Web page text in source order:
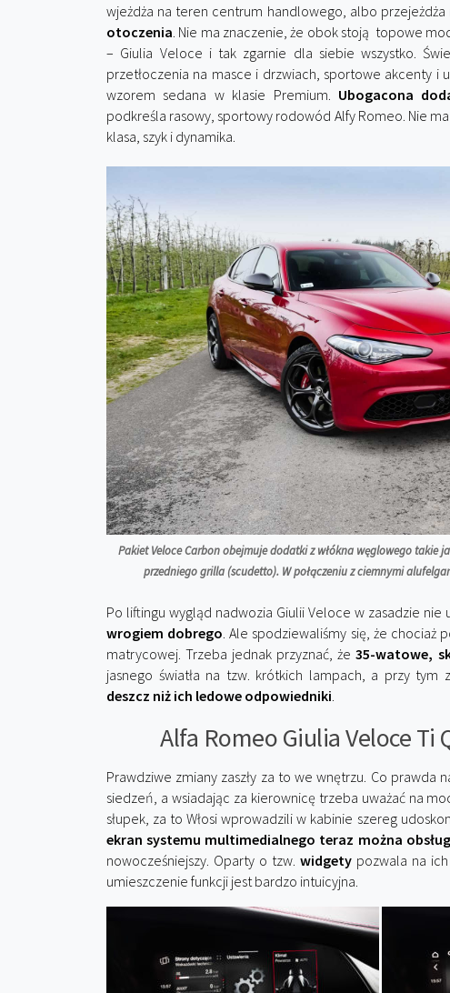
wjeżdża na teren centrum handlowego, albo
otoczenia. Nie ma znaczenie, że obok stoją topowe
– Giulia Veloce i tak zgarnie dla siebie wszystko.
przetłoczenia na masce i drzwiach, sportowe akcenty i
wzorem sedana w klasie Premium. Ubogacona
podkreśla rasowy, sportowy rodowód Alfy Romeo. Nie
klasa, szyk i dynamika.
Pakiet Veloce Carbon obejmuje dodatki z włókna węglowego
przedniego grilla (scudetto). W połączeniu z ciemnymi
Po liftingu wygląd nadwozia Giulii Veloce w zasadzie nie
wrogiem dobrego. Ale spodziewaliśmy się, że chociaż
matrycowej. Trzeba jednak przyznać, że35-watowe,
jasnego światła na tzw. krótkich lampach, a przy tym
deszcz niż ich ledowe odpowiedniki.
Alfa Romeo Giulia Veloce Ti
Prawdziwe zmiany zaszły za to we wnętrzu. Co
siedzeń, a wsiadając za kierownicę trzeba uważać na
słupek, za to Włosi wprowadzili w kabinie szereg
ekran systemu multimedialnego teraz można
nowocześniejszy. Oparty o tzw.widgety pozwala na
umieszczenie funkcji jest bardzo intuicyjna.